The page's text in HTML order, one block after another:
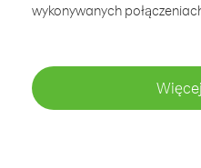
wykonywanych